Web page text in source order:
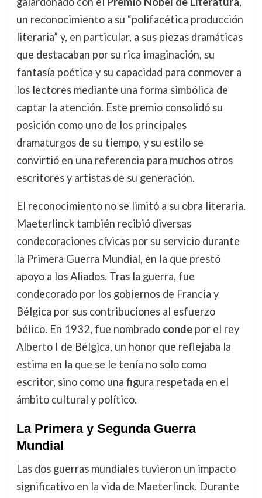
un reconocimiento a su “polifacética producción
literaria” y, en particular, a sus piezas dramáticas
que destacaban por su rica imaginación, su
fantasía poética y su capacidad para conmover a
los lectores mediante una forma simbólica de
captar la atención. Este premio consolidó su
posición como uno de los principales
dramaturgos de su tiempo, y su estilo se
convirtió en una referencia para muchos otros
escritores y artistas de su generación.
El reconocimiento no se limitó a su obra literaria.
Maeterlinck también recibió diversas
condecoraciones cívicas por su servicio durante
la Primera Guerra Mundial, en la que prestó
apoyo a los Aliados. Tras la guerra, fue
condecorado por los gobiernos de Francia y
Bélgica por sus contribuciones al esfuerzo
bélico. En 1932, fue nombrado condepor el rey
Alberto I de Bélgica, un honor que reflejaba la
estima en la que se le tenía no solo como
escritor, sino como una figura respetada en el
ámbito cultural y político.
La Primera y Segunda Guerra
Mundial
Las dos guerras mundiales tuvieron un impacto
significativo en la vida de Maeterlinck. Durante